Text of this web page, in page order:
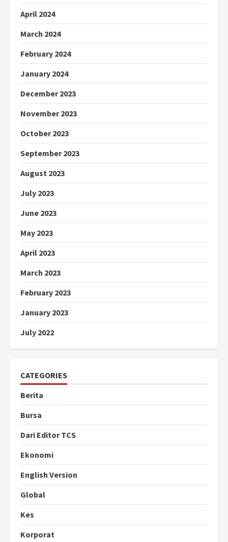
April 2024
March 2024
February 2024
January 2024
December 2023
November 2023
October 2023
September 2023
August 2023
July 2023
June 2023
May 2023
April 2023
March 2023
February 2023
January 2023
July 2022
CATEGORIES
Berita
Bursa
Dari Editor TCS
Ekonomi
English Version
Global
Kes
Korporat